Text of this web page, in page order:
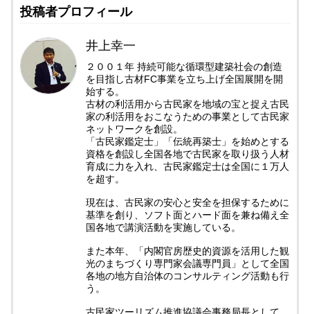
投稿者プロフィール
井上幸一
２００１年 持続可能な循環型建築社会の創造
を目指し古材FC事業を立ち上げ全国展開を開
始する。
古材の利活用から古民家を地域の宝と捉え古民
家の利活用をおこなうための事業として古民家
ネットワークを創設。
「古民家鑑定士」「伝統再築士」を始めとする
資格を創設し全国各地で古民家を取り扱う人材
育成に力を入れ、古民家鑑定士は全国に１万人
を超す。
現在は、古民家の安心と安全を担保するために
基準を創り、ソフト面とハード面を兼ね備え全
国各地で講演活動を実施している。
また本年、「内閣官房歴史的資源を活用した観
光のまちづくり専門家会議専門員」として全国
各地の地方自治体のコンサルティング活動も行
う。